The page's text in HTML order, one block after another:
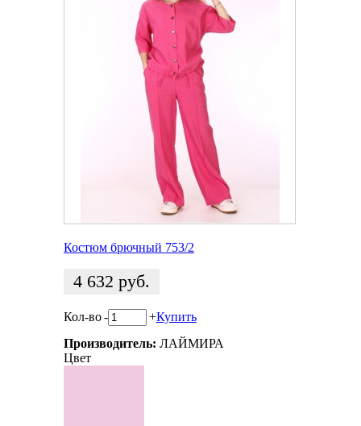
Костюм брючный 753/2
4 632 руб.
Кол-во- +Купить
Производитель: ЛАЙМИРА
Цвет